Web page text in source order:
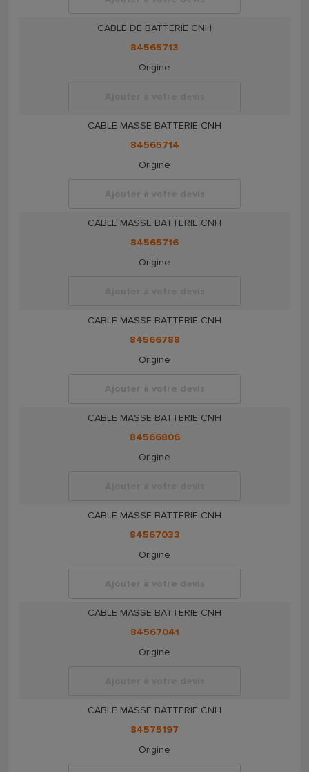
CABLE DE BATTERIE CNH
84565713
Origine
CABLE MASSE BATTERIE CNH
84565714
Origine
Ajouter à votre devis
CABLE MASSE BATTERIE CNH
84565716
Origine
CABLE MASSE BATTERIE CNH
84566788
Origine
Ajouter à votre devis
CABLE MASSE BATTERIE CNH
84566806
Origine
CABLE MASSE BATTERIE CNH
84567033
Origine
Ajouter à votre devis
CABLE MASSE BATTERIE CNH
84567041
Origine
CABLE MASSE BATTERIE CNH
84575197
Origine